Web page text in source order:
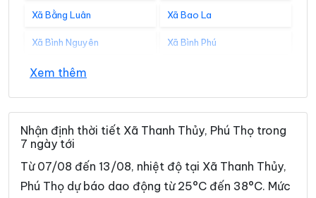
Xã Bằng Luân Xã Bao La
Xã Bình Nguyên Xã Bình Phú
Xã Bình Tuyền
Xã Cẩm Khê Xã Cao Dương
Xã Cao Phong Xã Cao Sơn
Xã Chân Mộng
Xã Chí Tiên Xã Cự Đồng
Xem thêm
Nhận định thời tiết Xã Thanh Thủy, Phú Thọ trong
7 ngày tới
Từ 07/08 đến 13/08, nhiệt độ tại Xã Thanh Thủy,
Phú Thọ dự báo dao động từ 25°C đến 38°C. Mức